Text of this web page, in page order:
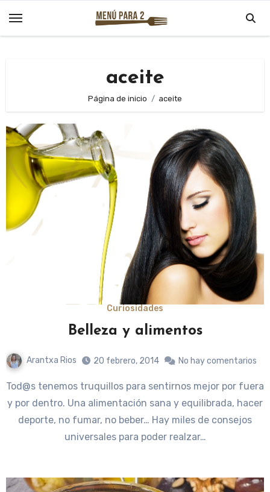
aceite
Página de inicio aceite
Curiosidades
Belleza y alimentos
Arantxa Rios 20 febrero, 2014 No hay comentarios
Tod@s tenemos truquillos para sentirnos mejor por fuera
y por dentro. Una alimentación sana y equilibrada, hacer
deporte, no fumar, no beber… Hay miles de consejos
universales para poder realzar…